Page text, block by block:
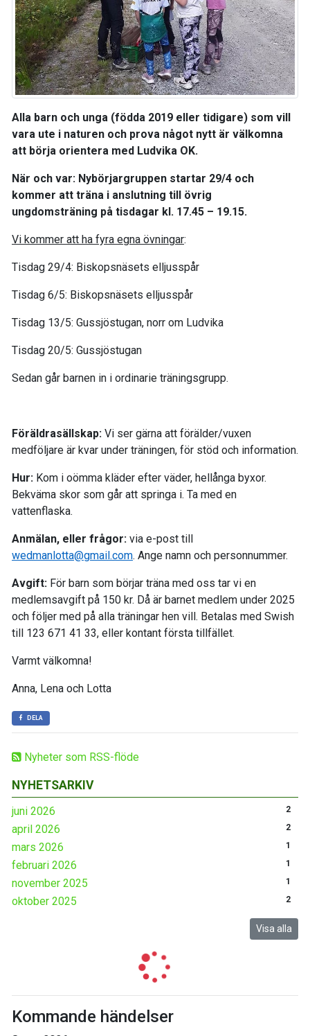
Nyheter som RSS-flöde
NYHETSARKIV
juni 2026 2
april 2026 2
mars 2026 1
februari 2026 1
november 2025 1
oktober 2025 2
Visa alla
Kommande händelser
Alla barn och unga (födda 2019 eller tidigare) som vill
vara ute i naturen och prova något nytt är välkomna
att börja orientera med Ludvika OK.
När och var: Nybörjargruppen startar 29/4 och
kommer att träna i anslutning till övrig
ungdomsträning på tisdagar kl. 17.45 – 19.15.
Vi kommer att ha fyra egna övningar:
Tisdag 29/4: Biskopsnäsets elljusspår
Tisdag 6/5: Biskopsnäsets elljusspår
Tisdag 13/5: Gussjöstugan, norr om Ludvika
Tisdag 20/5: Gussjöstugan
Sedan går barnen in i ordinarie träningsgrupp.
Föräldrasällskap: Vi ser gärna att förälder/vuxen
medföljare är kvar under träningen, för stöd och information.
Hur: Kom i oömma kläder efter väder, hellånga byxor.
Bekväma skor som går att springa i. Ta med en
vattenflaska.
Anmälan, eller frågor: via e-post till
wedmanlotta@gmail.com. Ange namn och personnummer.
Avgift: För barn som börjar träna med oss tar vi en
medlemsavgift på 150 kr. Då är barnet medlem under 2025
och följer med på alla träningar hen vill. Betalas med Swish
till 123 671 41 33, eller kontant första tillfället.
Varmt välkomna!
Anna, Lena och Lotta
DELA